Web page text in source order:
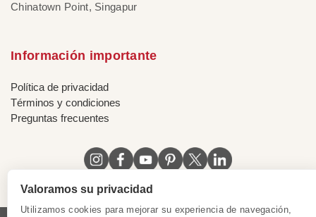
Chinatown Point, Singapur
Información importante
Política de privacidad
Términos y condiciones
Preguntas frecuentes
Valoramos su privacidad
Utilizamos cookies para mejorar su experiencia de navegación,